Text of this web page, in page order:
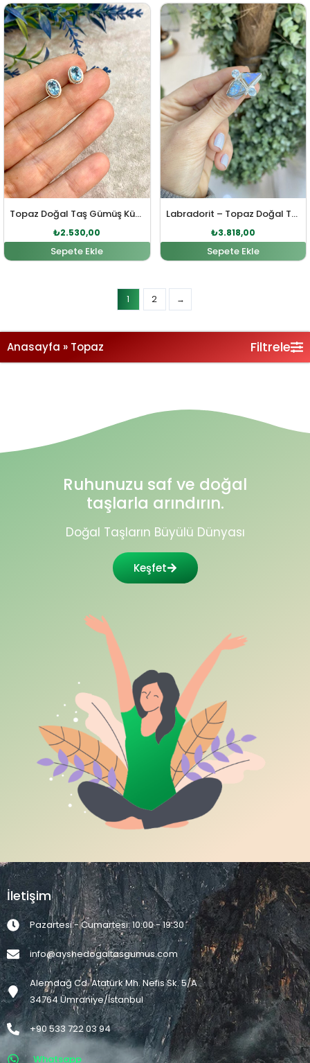
Topaz Doğal Taş Gümüş Küpe
Orijinal fiyat: ₺2.783,00.
₺2.530,00
Şu andaki fiyat: ₺2.530,00.
Sepete Ekle
Labradorit – Topaz Doğal Taş Gümüş Yüzük
Orijinal fiyat:
₺3.818,00
Şu andaki
Sepete Ekle
Anasayfa » Topaz Filtrele
Ruhunuzu saf ve doğal
taşlarla arındırın.
Doğal Taşların Büyülü Dünyası
Keşfet
İletişim
Pazartesi - Cumartesi: 10:00 - 19:30
info@ayshedogaltasgumus.com
Alemdağ Cd. Atatürk Mh. Nefis Sk. 5/A
34764 Ümraniye/İstanbul
+90 533 722 03 94
Whatsapp